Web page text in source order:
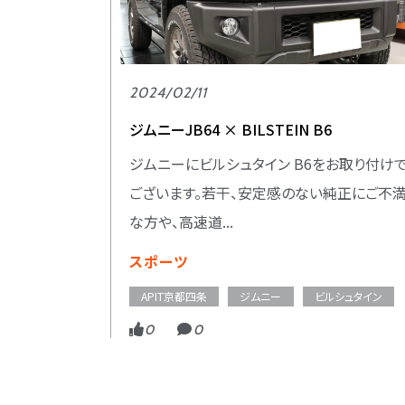
2024/02/11
ジムニーJB64 × BILSTEIN B6
ジムニーにビルシュタイン B6をお取り付け
ございます。若干、安定感のない純正にご不
な方や、高速道...
スポーツ
APIT京都四条 ジムニー ビルシュタイン
0 0